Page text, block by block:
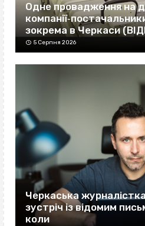
Одне провадження на
зокрема в Черкаси
5 Серпня 2026
Черкаська
зустріч із відомим
коли